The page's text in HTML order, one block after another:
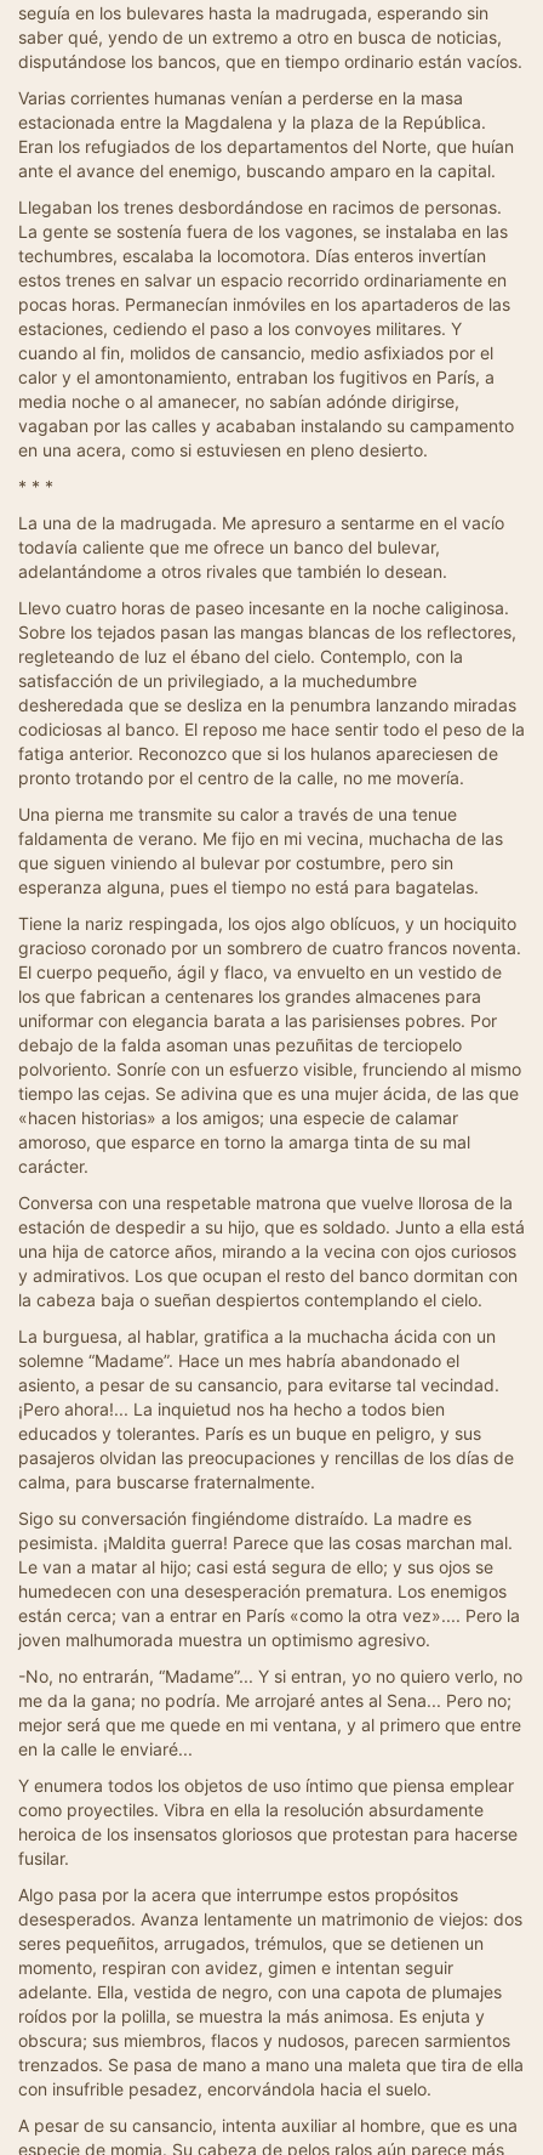
seguía en los bulevares hasta la madrugada, esperando sin
saber qué, yendo de un extremo a otro en busca de noticias,
disputándose los bancos, que en tiempo ordinario están vacíos.
Varias corrientes humanas venían a perderse en la masa
estacionada entre la Magdalena y la plaza de la República.
Eran los refugiados de los departamentos del Norte, que huían
ante el avance del enemigo, buscando amparo en la capital.
Llegaban los trenes desbordándose en racimos de personas.
La gente se sostenía fuera de los vagones, se instalaba en las
techumbres, escalaba la locomotora. Días enteros invertían
estos trenes en salvar un espacio recorrido ordinariamente en
pocas horas. Permanecían inmóviles en los apartaderos de las
estaciones, cediendo el paso a los convoyes militares. Y
cuando al fin, molidos de cansancio, medio asfixiados por el
calor y el amontonamiento, entraban los fugitivos en París, a
media noche o al amanecer, no sabían adónde dirigirse,
vagaban por las calles y acababan instalando su campamento
en una acera, como si estuviesen en pleno desierto.
* * *
La una de la madrugada. Me apresuro a sentarme en el vacío
todavía caliente que me ofrece un banco del bulevar,
adelantándome a otros rivales que también lo desean.
Llevo cuatro horas de paseo incesante en la noche caliginosa.
Sobre los tejados pasan las mangas blancas de los reflectores,
regleteando de luz el ébano del cielo. Contemplo, con la
satisfacción de un privilegiado, a la muchedumbre
desheredada que se desliza en la penumbra lanzando miradas
codiciosas al banco. El reposo me hace sentir todo el peso de la
fatiga anterior. Reconozco que si los hulanos apareciesen de
pronto trotando por el centro de la calle, no me movería.
Una pierna me transmite su calor a través de una tenue
faldamenta de verano. Me fijo en mi vecina, muchacha de las
que siguen viniendo al bulevar por costumbre, pero sin
esperanza alguna, pues el tiempo no está para bagatelas.
Tiene la nariz respingada, los ojos algo oblícuos, y un hociquito
gracioso coronado por un sombrero de cuatro francos noventa.
El cuerpo pequeño, ágil y flaco, va envuelto en un vestido de
los que fabrican a centenares los grandes almacenes para
uniformar con elegancia barata a las parisienses pobres. Por
debajo de la falda asoman unas pezuñitas de terciopelo
polvoriento. Sonríe con un esfuerzo visible, frunciendo al mismo
tiempo las cejas. Se adivina que es una mujer ácida, de las que
«hacen historias» a los amigos; una especie de calamar
amoroso, que esparce en torno la amarga tinta de su mal
carácter.
Conversa con una respetable matrona que vuelve llorosa de la
estación de despedir a su hijo, que es soldado. Junto a ella está
una hija de catorce años, mirando a la vecina con ojos curiosos
y admirativos. Los que ocupan el resto del banco dormitan con
la cabeza baja o sueñan despiertos contemplando el cielo.
La burguesa, al hablar, gratifica a la muchacha ácida con un
solemne “Madame”. Hace un mes habría abandonado el
asiento, a pesar de su cansancio, para evitarse tal vecindad.
¡Pero ahora!... La inquietud nos ha hecho a todos bien
educados y tolerantes. París es un buque en peligro, y sus
pasajeros olvidan las preocupaciones y rencillas de los días de
calma, para buscarse fraternalmente.
Sigo su conversación fingiéndome distraído. La madre es
pesimista. ¡Maldita guerra! Parece que las cosas marchan mal.
Le van a matar al hijo; casi está segura de ello; y sus ojos se
humedecen con una desesperación prematura. Los enemigos
están cerca; van a entrar en París «como la otra vez».... Pero la
joven malhumorada muestra un optimismo agresivo.
-No, no entrarán, “Madame”... Y si entran, yo no quiero verlo, no
me da la gana; no podría. Me arrojaré antes al Sena... Pero no;
mejor será que me quede en mi ventana, y al primero que entre
en la calle le enviaré...
Y enumera todos los objetos de uso íntimo que piensa emplear
como proyectiles. Vibra en ella la resolución absurdamente
heroica de los insensatos gloriosos que protestan para hacerse
fusilar.
Algo pasa por la acera que interrumpe estos propósitos
desesperados. Avanza lentamente un matrimonio de viejos: dos
seres pequeñitos, arrugados, trémulos, que se detienen un
momento, respiran con avidez, gimen e intentan seguir
adelante. Ella, vestida de negro, con una capota de plumajes
roídos por la polilla, se muestra la más animosa. Es enjuta y
obscura; sus miembros, flacos y nudosos, parecen sarmientos
trenzados. Se pasa de mano a mano una maleta que tira de ella
con insufrible pesadez, encorvándola hacia el suelo.
A pesar de su cansancio, intenta auxiliar al hombre, que es una
especie de momia. Su cabeza de pelos ralos aún parece más